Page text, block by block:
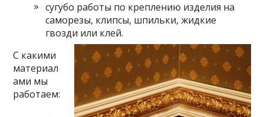
сугубо работы по креплению изделия на
саморезы, клипсы, шпильки, жидкие
гвозди или клей.
С какими
материал
ами мы
работаем: